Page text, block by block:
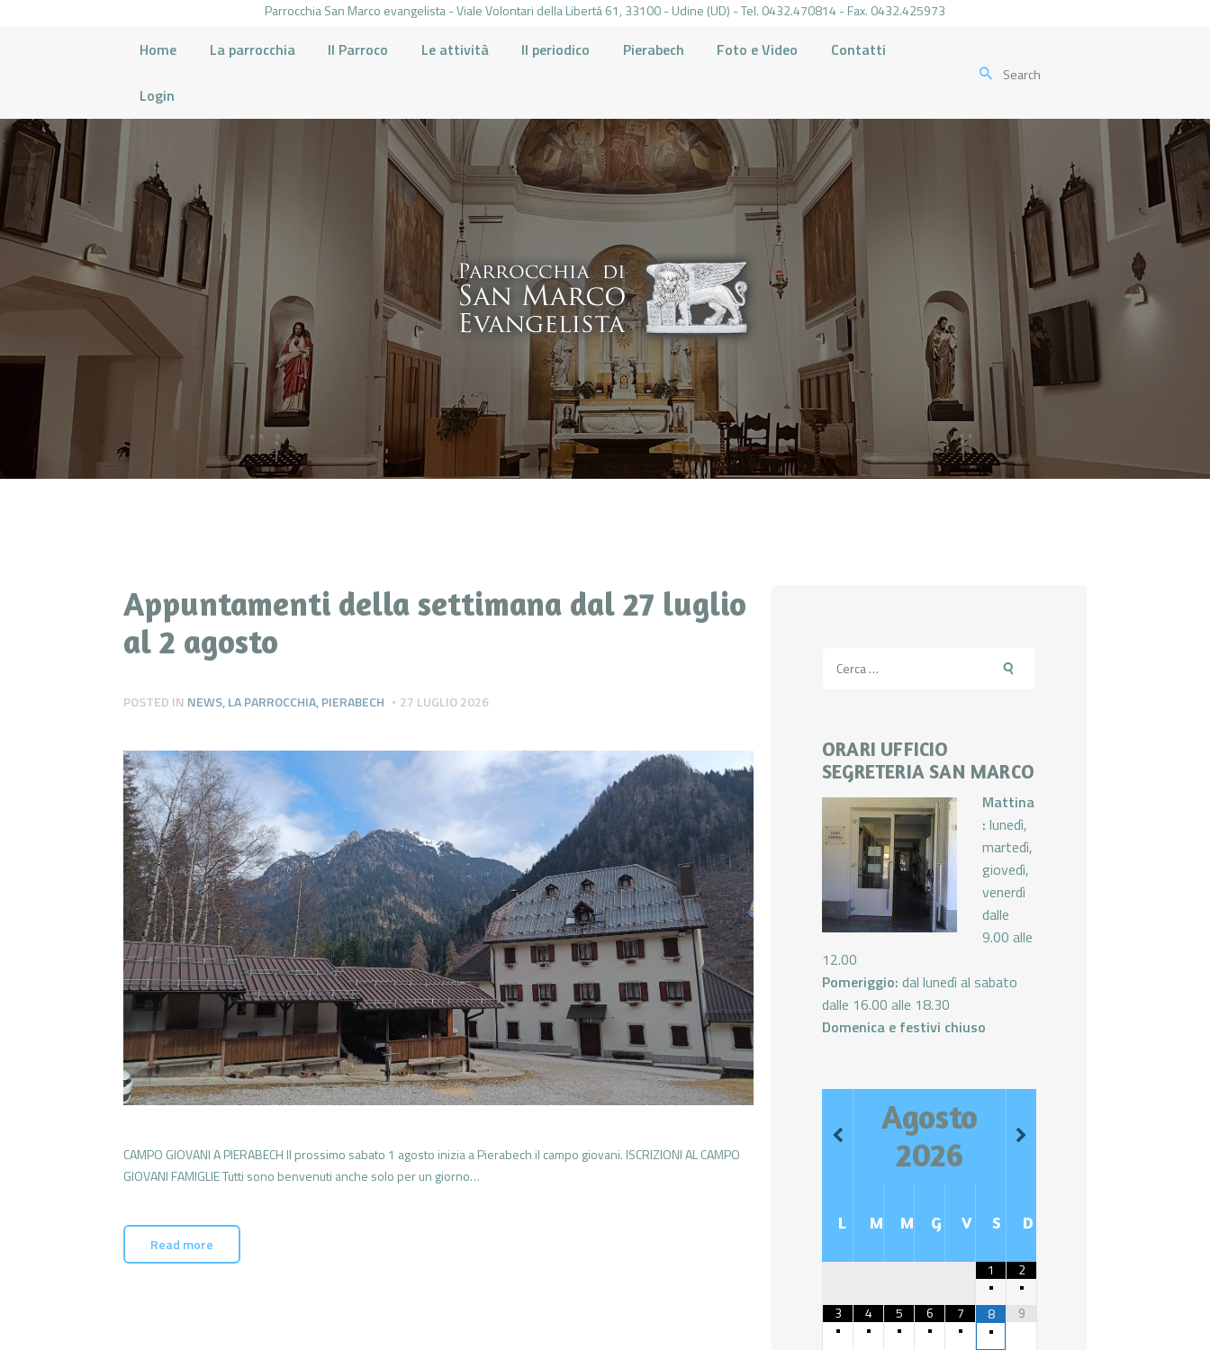
Parrocchia San Marco evangelista - Viale Volontari della Libertá 61, 33100 - Udine (UD) - Tel. 0432.470814 - Fax. 0432.425973
Home La parrocchia Il Parroco Le attività Il periodico Pierabech Foto e Video Contatti
Login
HOME
LA PARROCCHIA
IL PARROCO
LE ATTIVITÀ
IL PERIODICO
PIERABECH
FOTO E VIDEO
CONTATTI
Appuntamenti della settimana dal 27 luglio
al 2 agosto
POSTED IN NEWS,LA PARROCCHIA,PIERABECH 27 LUGLIO 2026
CAMPO GIOVANI A PIERABECH Il prossimo sabato 1 agosto inizia a Pierabech il campo giovani. ISCRIZIONI AL CAMPO
GIOVANI FAMIGLIE Tutti sono benvenuti anche solo per un giorno…
Read more
per:
ORARI UFFICIO
SEGRETERIA SAN MARCO
Mattina
: lunedì,
martedì,
giovedì,
venerdì
dalle
9.00 alle
12.00
Pomeriggio: dal lunedì al sabato
dalle 16.00 alle 18.30
Domenica e festivi chiuso
Agosto
2026
L M M G V S D
1
•
2
•
3
•
4
•
5
•
6
•
7
•
8
•
9